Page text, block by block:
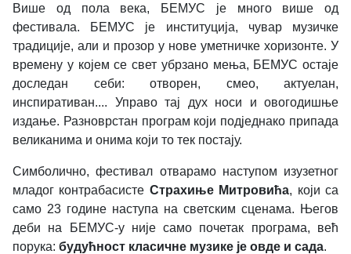
Више од пола века, БЕМУС је много више од
фестивала. БЕМУС је институција, чувар музичке
традиције, али и прозор у нове уметничке хоризонте. У
времену у којем се свет убрзано мења, БЕМУС остаје
доследан себи: отворен, смео, актуелан,
инспиративан.... Управо тај дух носи и овогодишње
издање. Разноврстан програм који подједнако припада
великанима и онима који то тек постају.
Симболично, фестивал отварамо наступом изузетног
младог контрабасисте Страхиње Митровића, који са
само 23 године наступа на светским сценама. Његов
деби на БЕМУС-у није само почетак програма, већ
порука: будућност класичне музике је овде и сада.